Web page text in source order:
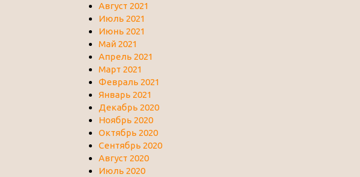
Август 2021
Июль 2021
Июнь 2021
Май 2021
Апрель 2021
Март 2021
Февраль 2021
Январь 2021
Декабрь 2020
Ноябрь 2020
Октябрь 2020
Сентябрь 2020
Август 2020
Июль 2020